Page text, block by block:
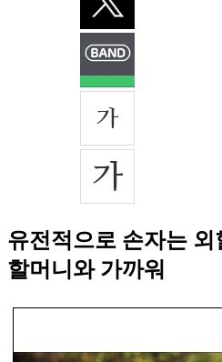
유전적으로 손자는
할머니와 가까워